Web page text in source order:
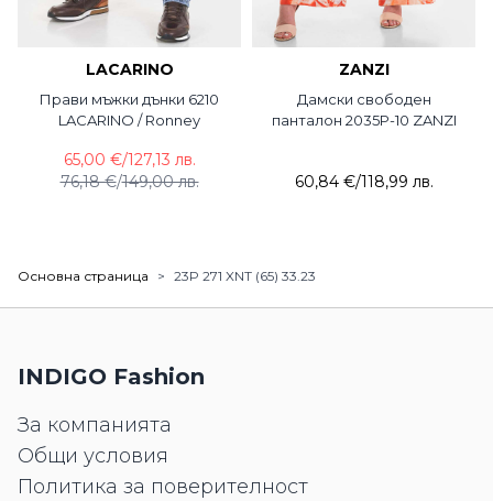
LACARINO
Прави мъжки дънки 6210
LACARINO / Ronney
76,18 €/149,00 лв.
65,00 €/127,13 лв.
ZANZI
Дамски свободен
панталон 2035P-10 ZANZI
60,84 €/118,99 лв.
Основна страница > 23P 271 XNT (65) 33.23
INDIGO Fashion
За компанията
Общи условия
Политика за поверителност